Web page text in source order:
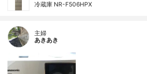
冷蔵庫 NR-F506HPX
主婦
あきあき